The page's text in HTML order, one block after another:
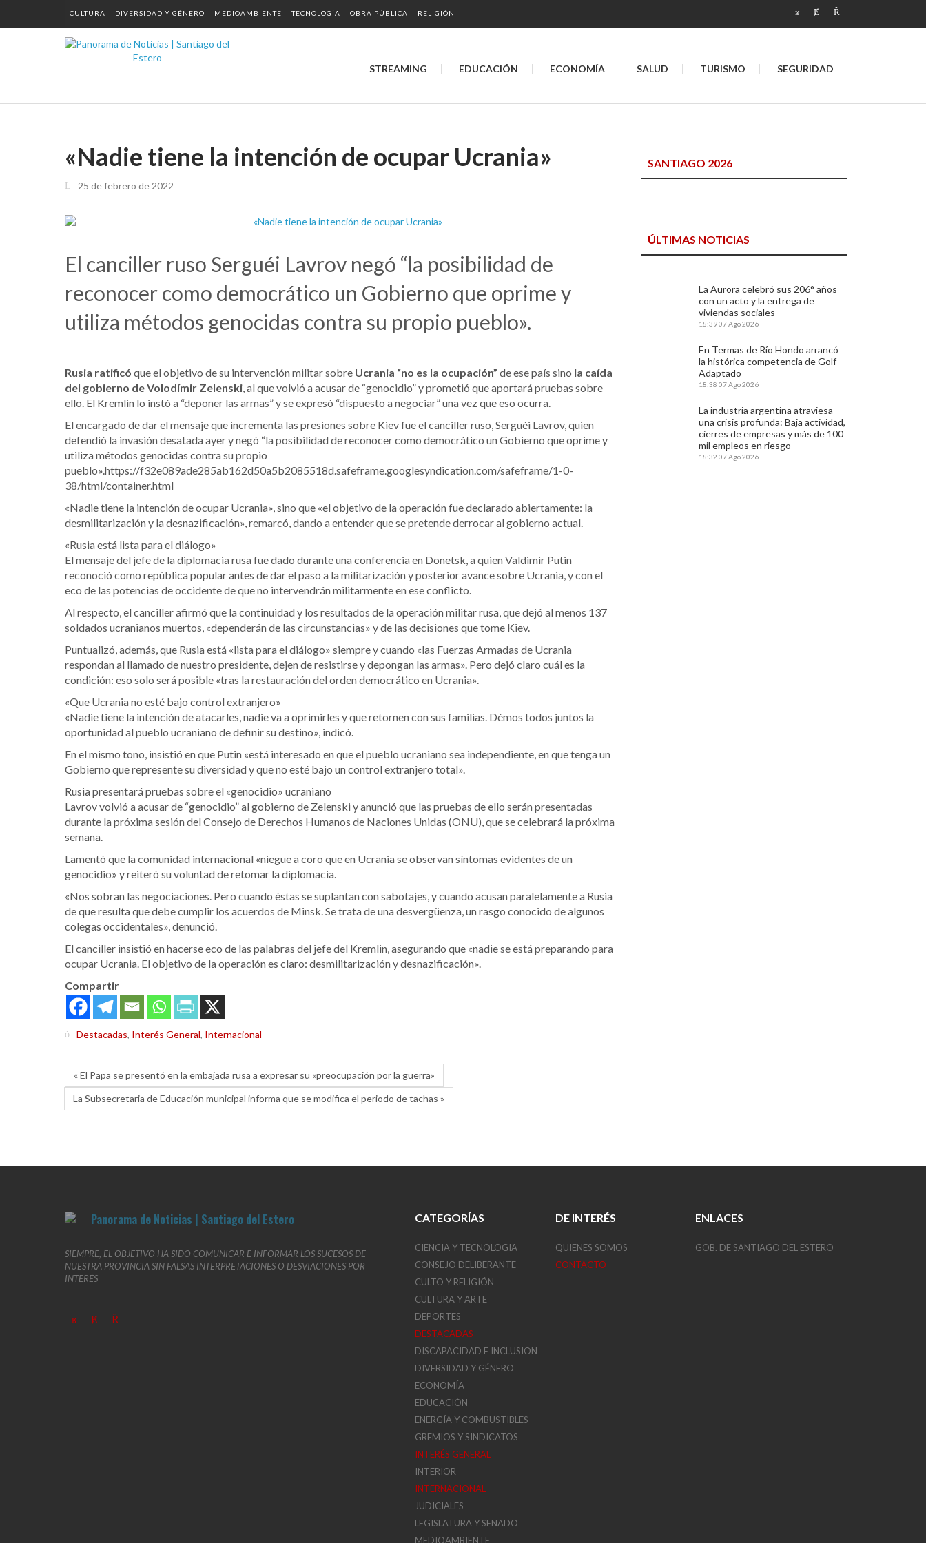
CULTURA DIVERSIDAD Y GÉNERO MEDIOAMBIENTE TECNOLOGÍA OBRA PÚBLICA RELIGIÓN
STREAMING EDUCACIÓN ECONOMÍA SALUD TURISMO SEGURIDAD
«Nadie tiene la intención de ocupar Ucrania»
25 de febrero de 2022
El canciller ruso Serguéi Lavrov negó “la posibilidad de
reconocer como democrático un Gobierno que oprime y
utiliza métodos genocidas contra su propio pueblo».
Rusia ratificó que el objetivo de su intervención militar sobre Ucrania “no es la ocupación” de ese país sino la caída
del gobierno de Volodímir Zelenski, al que volvió a acusar de “genocidio” y prometió que aportará pruebas sobre
ello. El Kremlin lo instó a “deponer las armas” y se expresó “dispuesto a negociar” una vez que eso ocurra.
El encargado de dar el mensaje que incrementa las presiones sobre Kiev fue el canciller ruso, Serguéi Lavrov, quien
defendió la invasión desatada ayer y negó “la posibilidad de reconocer como democrático un Gobierno que oprime y
utiliza métodos genocidas contra su propio
pueblo».https://f32e089ade285ab162d50a5b2085518d.safeframe.googlesyndication.com/safeframe/1-0-
38/html/container.html
«Nadie tiene la intención de ocupar Ucrania», sino que «el objetivo de la operación fue declarado abiertamente: la
desmilitarización y la desnazificación», remarcó, dando a entender que se pretende derrocar al gobierno actual.
«Rusia está lista para el diálogo»
El mensaje del jefe de la diplomacia rusa fue dado durante una conferencia en Donetsk, a quien Valdimir Putin
reconoció como república popular antes de dar el paso a la militarización y posterior avance sobre Ucrania, y con el
eco de las potencias de occidente de que no intervendrán militarmente en ese conflicto.
Al respecto, el canciller afirmó que la continuidad y los resultados de la operación militar rusa, que dejó al menos 137
soldados ucranianos muertos, «dependerán de las circunstancias» y de las decisiones que tome Kiev.
Puntualizó, además, que Rusia está «lista para el diálogo» siempre y cuando «las Fuerzas Armadas de Ucrania
respondan al llamado de nuestro presidente, dejen de resistirse y depongan las armas». Pero dejó claro cuál es la
condición: eso solo será posible «tras la restauración del orden democrático en Ucrania».
«Que Ucrania no esté bajo control extranjero»
«Nadie tiene la intención de atacarles, nadie va a oprimirles y que retornen con sus familias. Démos todos juntos la
oportunidad al pueblo ucraniano de definir su destino», indicó.
En el mismo tono, insistió en que Putin «está interesado en que el pueblo ucraniano sea independiente, en que tenga un
Gobierno que represente su diversidad y que no esté bajo un control extranjero total».
Rusia presentará pruebas sobre el «genocidio» ucraniano
Lavrov volvió a acusar de “genocidio” al gobierno de Zelenski y anunció que las pruebas de ello serán presentadas
durante la próxima sesión del Consejo de Derechos Humanos de Naciones Unidas (ONU), que se celebrará la próxima
semana.
Lamentó que la comunidad internacional «niegue a coro que en Ucrania se observan síntomas evidentes de un
genocidio» y reiteró su voluntad de retomar la diplomacia.
«Nos sobran las negociaciones. Pero cuando éstas se suplantan con sabotajes, y cuando acusan paralelamente a Rusia
de que resulta que debe cumplir los acuerdos de Minsk. Se trata de una desvergüenza, un rasgo conocido de algunos
colegas occidentales», denunció.
El canciller insistió en hacerse eco de las palabras del jefe del Kremlin, asegurando que «nadie se está preparando para
ocupar Ucrania. El objetivo de la operación es claro: desmilitarización y desnazificación».
Compartir
Destacadas, Interés General, Internacional
« El Papa se presentó en la embajada rusa a expresar su «preocupación por la guerra»
La Subsecretaria de Educación municipal informa que se modifica el periodo de tachas »
SANTIAGO 2026
ÚLTIMAS NOTICIAS
La Aurora celebró sus 206° años
con un acto y la entrega de
viviendas sociales
18:3907 Ago 2026
En Termas de Río Hondo arrancó
la histórica competencia de Golf
Adaptado
18:38 07 Ago 2026
La industria argentina atraviesa
una crisis profunda: Baja actividad,
cierres de empresas y más de 100
mil empleos en riesgo
18:32 07 Ago 2026
SIEMPRE, EL OBJETIVO HA SIDO COMUNICAR E INFORMAR LOS SUCESOS DE
NUESTRA PROVINCIA SIN FALSAS INTERPRETACIONES O DESVIACIONES POR
INTERÉS
CATEGORÍAS
CIENCIA Y TECNOLOGIA
CONSEJO DELIBERANTE
CULTO Y RELIGIÓN
CULTURA Y ARTE
DEPORTES
DESTACADAS
DISCAPACIDAD E INCLUSION
DIVERSIDAD Y GÉNERO
ECONOMÍA
EDUCACIÓN
ENERGÍA Y COMBUSTIBLES
GREMIOS Y SINDICATOS
INTERÉS GENERAL
INTERIOR
INTERNACIONAL
JUDICIALES
LEGISLATURA Y SENADO
MEDIOAMBIENTE
DE INTERÉS
QUIENES SOMOS
CONTACTO
ENLACES
GOB. DE SANTIAGO DEL ESTERO